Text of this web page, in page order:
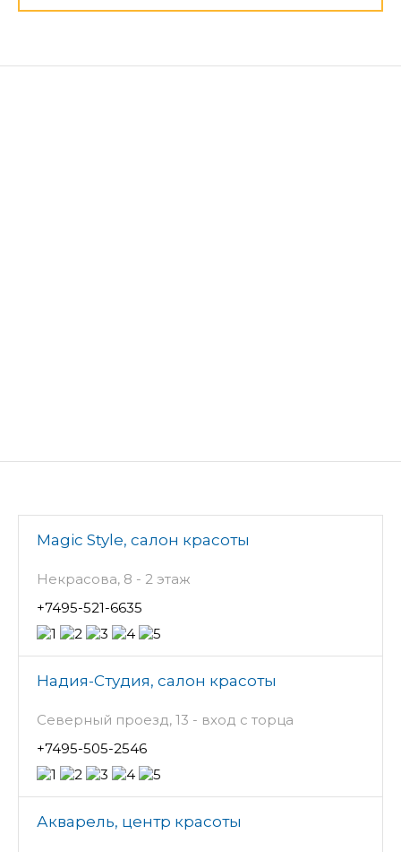
Magic Style, салон красоты
Некрасова, 8 - 2 этаж
+7495-521-6635
Надия-Студия, салон красоты
Северный проезд, 13 - вход с торца
+7495-505-2546
Акварель, центр красоты